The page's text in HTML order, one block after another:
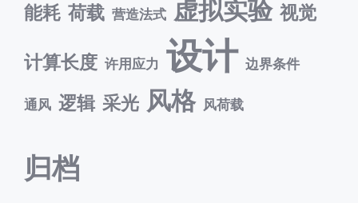
能耗 荷载 营造法式 虚拟实验 视觉
计算长度 许用应力 设计 边界条件
通风 逻辑 采光 风格 风荷载
归档